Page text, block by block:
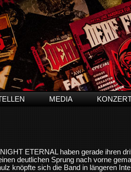
MEDIA
ETERNAL haben gerade ihren
deutlichen Sprung nach vorne
knöpfte sich die Band in längeren